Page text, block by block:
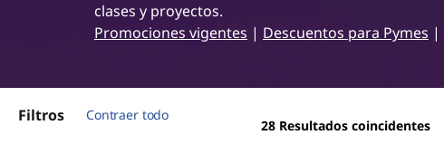
l r
n
clases y proyectos.
Promociones vigentes | Descuentos para Pymes |
Filtros Contraer todo
28 Resultados coincidentes